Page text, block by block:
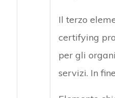
Il terzo
certifying
per gli
servizi. In